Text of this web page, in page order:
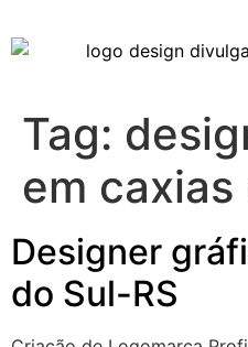
Tag:
em caxias
Designer
do Sul-RS